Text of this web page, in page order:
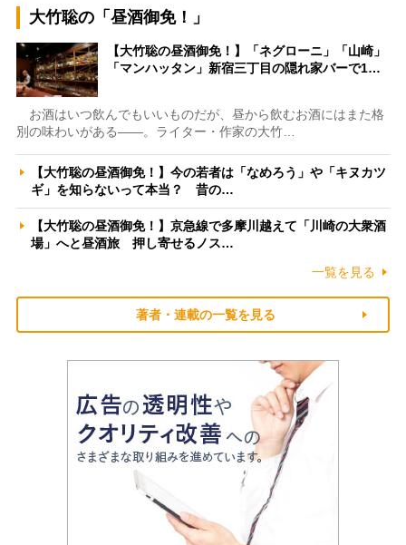
大竹聡の「昼酒御免！」
【大竹聡の昼酒御免！】「ネグローニ」「山崎」
「マンハッタン」新宿三丁目の隠れ家バーで1…
お酒はいつ飲んでもいいものだが、昼から飲むお酒にはまた格
別の味わいがある――。ライター・作家の大竹…
【大竹聡の昼酒御免！】今の若者は「なめろう」や「キヌカツ
ギ」を知らないって本当？ 昔の…
【大竹聡の昼酒御免！】京急線で多摩川越えて「川崎の大衆酒
場」へと昼酒旅 押し寄せるノス…
一覧を見る
著者・連載の一覧を見る